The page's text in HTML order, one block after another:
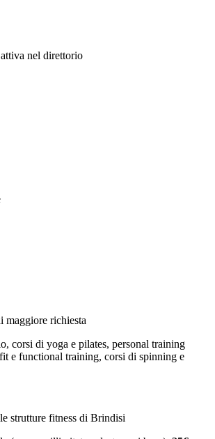
nel direttorio
maggiore richiesta
corsi di yoga e pilates, personal training
e functional training, corsi di spinning e
strutture fitness di Brindisi